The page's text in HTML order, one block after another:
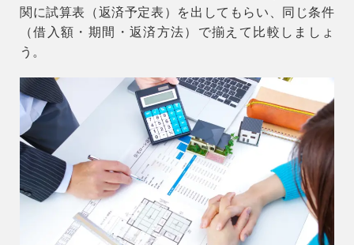
関に試算表（返済予定表）を出してもらい、同じ条件
（借入額・期間・返済方法）で揃えて比較しましょ
う。